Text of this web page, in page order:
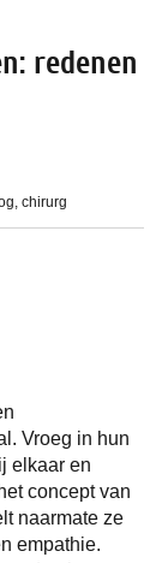
redenen
chirurg
Vroeg in hun
elkaar en
concept van
naarmate ze
empathie.